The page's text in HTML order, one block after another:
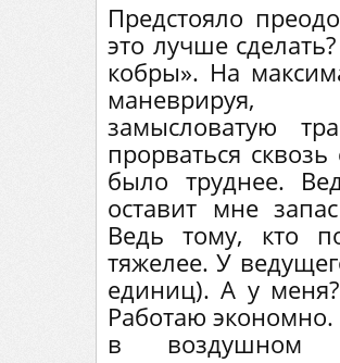
Предстояло
это лучше
кобры». На
маневрируя,
замысловатую
прорваться
было труднее.
оставит мне
Ведь тому, кто
тяжелее. У
единиц). А у
Работаю
в воздушном